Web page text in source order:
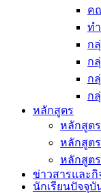
ค
ท
ก
ก
ก
ก
หลักสูตร
หลักสูต
หลักสูต
หลักสูต
ข่าวสารและกิ
นักเรียนปัจจุบั